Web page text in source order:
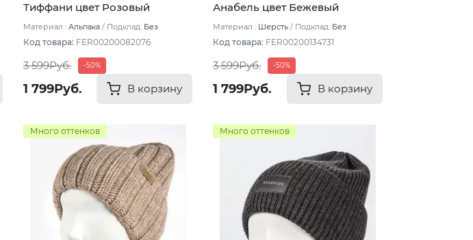
Тиффани цвет Розовый
светлый
Материал : Альпака Подклад: Без
Код товара: FER00200082076
3 599Руб. -50%
1 799Руб. В корзину
Анабель цвет Бежевый
тёмный
Материал : Шерсть Подклад: Без
Код товара: FER00200134731
3 599Руб. -50%
1 799Руб. В корзину
Много оттенков Много оттенков